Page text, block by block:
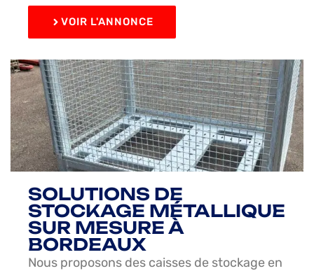
VOIR L'ANNONCE
SOLUTIONS DE
STOCKAGE MÉTALLIQUE
SUR MESURE À
BORDEAUX
Nous proposons des caisses de stockage en